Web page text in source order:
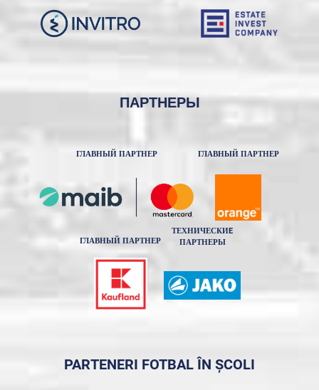
ПАРТНЕРЫ
ГЛАВНЫЙ ПАРТНЕР ГЛАВНЫЙ ПАРТНЕР
ГЛАВНЫЙ ПАРТНЕР
ТЕХНИЧЕСКИE
ПАРТНЕРЫ
PARTENERI FOTBAL ÎN ȘCOLI